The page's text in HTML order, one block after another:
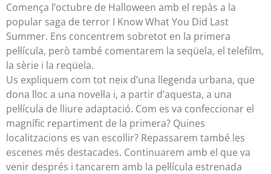
Comença l’octubre de Halloween amb el repàs a la
popular saga de terror I Know What You Did Last
Summer. Ens concentrem sobretot en la primera
pel·lícula, però també comentarem la seqüela, el telefilm,
la sèrie i la reqüela.
Us expliquem com tot neix d’una llegenda urbana, que
dona lloc a una novel·la i, a partir d’aquesta, a una
pel·lícula de lliure adaptació. Com es va confeccionar el
magnífic repartiment de la primera? Quines
localitzacions es van escollir? Repassarem també les
escenes més destacades. Continuarem amb el que va
venir després i tancarem amb la pel·lícula estrenada